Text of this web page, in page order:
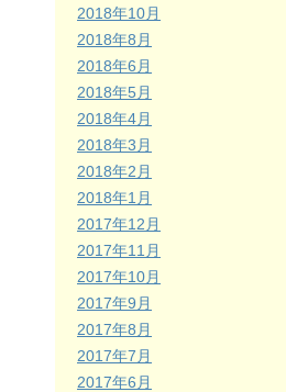
2018年10月
2018年8月
2018年6月
2018年5月
2018年4月
2018年3月
2018年2月
2018年1月
2017年12月
2017年11月
2017年10月
2017年9月
2017年8月
2017年7月
2017年6月